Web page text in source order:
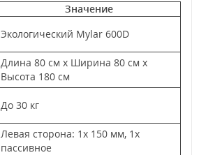
Значение
Экологический Mylar 600D
Длина 80 см x Ширина 80 см x
Высота 180 см
До 30 кг
Левая сторона: 1x 150 мм, 1x
пассивное